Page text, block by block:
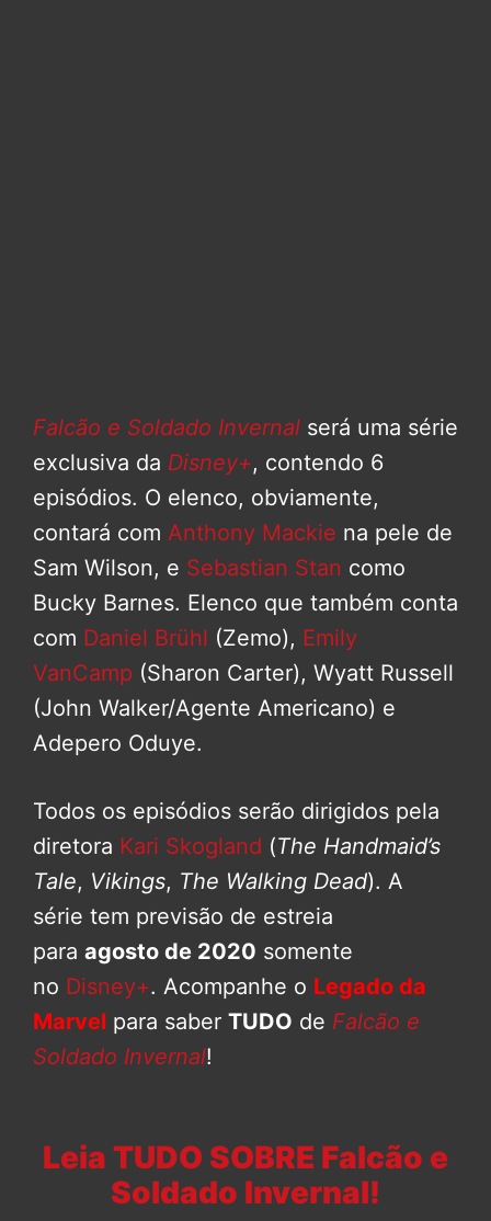
Falcão e Soldado Invernal será uma série
exclusiva da Disney+, contendo 6
episódios. O elenco, obviamente,
contará com Anthony Mackie na pele de
Sam Wilson, e Sebastian Stan como
Bucky Barnes. Elenco que também conta
com Daniel Brühl (Zemo), Emily
VanCamp (Sharon Carter), Wyatt Russell
(John Walker/Agente Americano) e
Adepero Oduye.
Todos os episódios serão dirigidos pela
diretora Kari Skogland (The Handmaid’s
Tale, Vikings, The Walking Dead). A
série tem previsão de estreia
para agosto de 2020 somente
no Disney+. Acompanhe o Legado da
Marvel para saber TUDO de Falcão e
Soldado Invernal!
Leia TUDO SOBRE Falcão e
Soldado Invernal!